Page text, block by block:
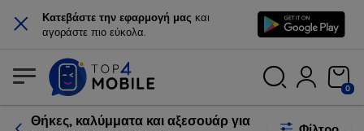
× Κατεβάστε την εφαρμογή μας και
αγοράστε πιο εύκολα.
0
Θήκες, καλύμματα και αξεσουάρ για